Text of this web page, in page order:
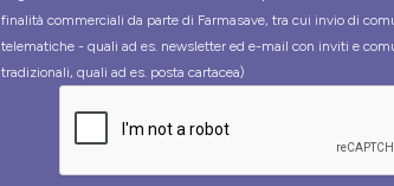
finalità commerciali da parte di Farmasave, tra cui invio di
telematiche - quali ad es. newsletter ed e-mail con inviti e
tradizionali, quali ad es. posta cartacea)